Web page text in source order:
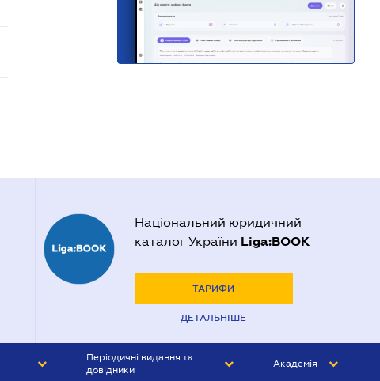
Національний юридичний
каталог України Liga:BOOK
ТАРИФИ
ДЕТАЛЬНІШЕ
Періодичні видання та
довідники
Академія